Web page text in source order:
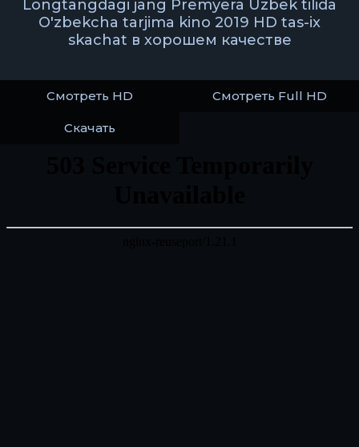
Longtangdagi jang Premyera Uzbek tilida
O'zbekcha tarjima kino 2019 HD tas-ix
skachat в хорошем качестве
Смотреть HD Смотреть Full HD
Скачать